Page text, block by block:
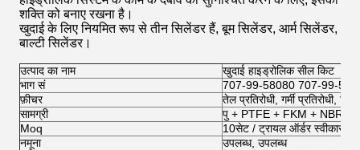
शक्ति को बनाए रखना है।
खुदाई के लिए नियमित रूप से तीन सिलेंडर हैं, बूम सिलेंडर, आर्म सिलेंडर,
बाल्टी सिलेंडर।
उत्पाद का नाम
खुदाई हाइड्रोलिक सील किट
भाग सं
707-99-58080 707-99-
फ़ीचर
तेल प्रतिरोधी, गर्मी प्रतिरोधी,
सामग्री
पु + PTFE + FKM + NBR
Moq
10सेट / ट्रायल ऑर्डर स्वीकार करें
नमूना
उपलब्ध, उपलब्ध